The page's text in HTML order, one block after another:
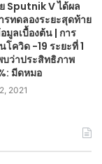
Sputnik V ได้ผล
รทดลองระยะสุดท้าย
มูลเบื้องต้น | การ
ควิด -19 ระยะที่ 1
บว่าประสิทธิภาพ
มีดหมอ
2021